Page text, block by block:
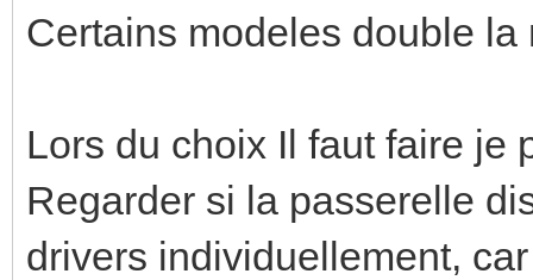
Certains modeles double
Lors du choix Il faut faire je
Regarder si la passerelle
drivers individuellement,